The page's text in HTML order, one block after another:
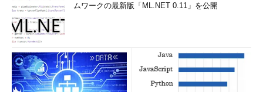
ムワークの最新版「ML.NET 0.11」を公開